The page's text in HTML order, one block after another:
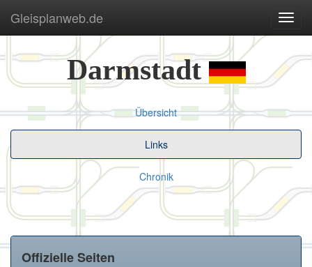
ein-/
Gleisplanweb.de
Darmstadt
Übersicht
Links
Chronik
Offizielle Seiten